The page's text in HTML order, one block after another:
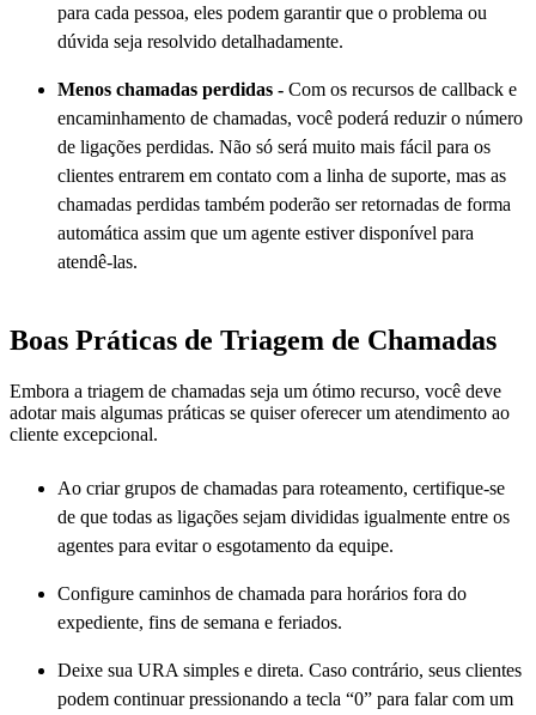
para cada pessoa, eles podem garantir que o problema ou
dúvida seja resolvido detalhadamente.
Menos chamadas perdidas - Com os recursos de callback e
encaminhamento de chamadas, você poderá reduzir o número
de ligações perdidas. Não só será muito mais fácil para os
clientes entrarem em contato com a linha de suporte, mas as
chamadas perdidas também poderão ser retornadas de forma
automática assim que um agente estiver disponível para
atendê-las.
Boas Práticas de Triagem de Chamadas
Embora a triagem de chamadas seja um ótimo recurso, você deve
adotar mais algumas práticas se quiser oferecer um atendimento ao
cliente excepcional.
Ao criar grupos de chamadas para roteamento, certifique-se
de que todas as ligações sejam divididas igualmente entre os
agentes para evitar o esgotamento da equipe.
Configure caminhos de chamada para horários fora do
expediente, fins de semana e feriados.
Deixe sua URA simples e direta. Caso contrário, seus clientes
podem continuar pressionando a tecla “0” para falar com um